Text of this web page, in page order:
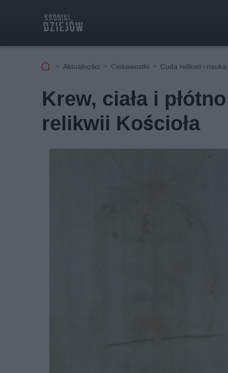
Aktualności Ciekawostki Cuda relikwii i nauka
Krew, ciała i
relikwii Kościoła